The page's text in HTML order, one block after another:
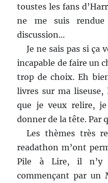
toustes les fans
ne me suis
discussion…
Je ne sais pas si ça
incapable de faire un
trop de choix. Eh
livres sur ma liseuse,
que je veux relire,
donner de la tête. Par
Les thèmes très
readathon m’ont
Pile à Lire, il n’y
commençant par